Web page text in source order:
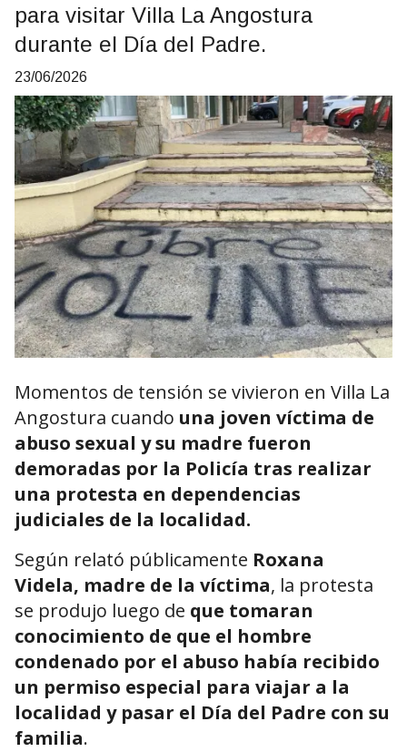
para visitar Villa La Angostura
durante el Día del Padre.
23/06/2026
Momentos de tensión se vivieron en Villa La
Angostura cuando una joven víctima de
abuso sexual y su madre fueron
demoradas por la Policía tras realizar
una protesta en dependencias
judiciales de la localidad.
Según relató públicamente Roxana
Videla, madre de la víctima, la protesta
se produjo luego de que tomaran
conocimiento de que el hombre
condenado por el abuso había recibido
un permiso especial para viajar a la
localidad y pasar el Día del Padre con su
familia.